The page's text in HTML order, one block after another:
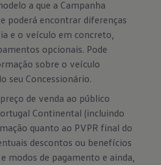
a que a Campanha
poderá encontrar diferenças
e o veículo em concreto,
opcionais. Pode
sobre o veículo
seu Concessionário.
de venda ao público
Continental (incluindo
quanto ao PVPR final do
descontos ou benefícios
modos de pagamento e ainda,